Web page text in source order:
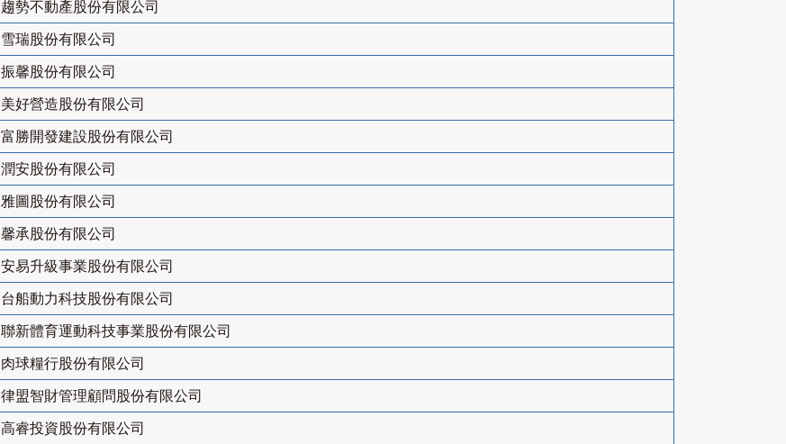
趨勢不動產股份有限公司
雪瑞股份有限公司
振馨股份有限公司
美好營造股份有限公司
富勝開發建設股份有限公司
潤安股份有限公司
雅圖股份有限公司
馨承股份有限公司
安易升級事業股份有限公司
台船動力科技股份有限公司
聯新體育運動科技事業股份有限公司
肉球糧行股份有限公司
律盟智財管理顧問股份有限公司
高睿投資股份有限公司